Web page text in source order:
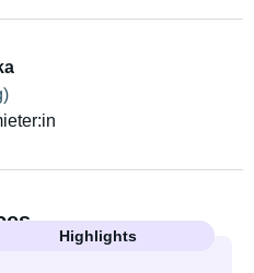
Highlights